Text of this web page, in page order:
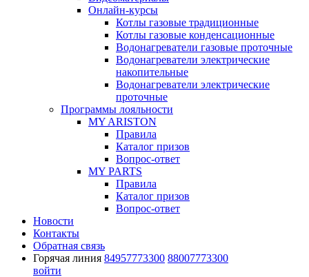
Онлайн-курсы
Котлы газовые традиционные
Котлы газовые конденсационные
Водонагреватели газовые проточные
Водонагреватели электрические
накопительные
Водонагреватели электрические
проточные
Программы лояльности
MY ARISTON
Правила
Каталог призов
Вопрос-ответ
MY PARTS
Правила
Каталог призов
Вопрос-ответ
Новости
Контакты
Обратная связь
Горячая линия 84957773300 88007773300
войти